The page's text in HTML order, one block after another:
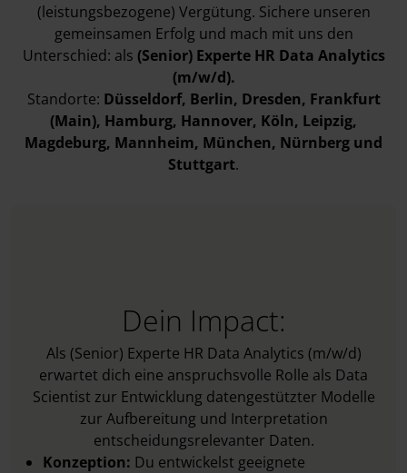
(leistungsbezogene) Vergütung. Sichere unseren
gemeinsamen Erfolg und mach mit uns den
Unterschied: als (Senior) Experte HR Data Analytics
(m/w/d).
Standorte: Düsseldorf, Berlin, Dresden, Frankfurt
(Main), Hamburg, Hannover, Köln, Leipzig,
Magdeburg, Mannheim, München, Nürnberg und
Stuttgart.
Dein Impact:
Als (Senior) Experte HR Data Analytics (m/w/d)
erwartet dich eine anspruchsvolle Rolle als Data
Scientist zur Entwicklung datengestützter Modelle
zur Aufbereitung und Interpretation
entscheidungsrelevanter Daten.
Konzeption: Du entwickelst geeignete